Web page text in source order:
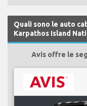
Quali sono le auto
Karpathos Island
Avis offre le